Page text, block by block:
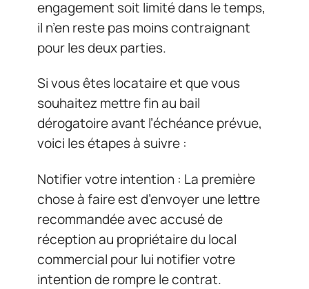
engagement soit limité dans le temps,
il n’en reste pas moins contraignant
pour les deux parties.
Si vous êtes locataire et que vous
souhaitez mettre fin au bail
dérogatoire avant l’échéance prévue,
voici les étapes à suivre :
Notifier votre intention : La première
chose à faire est d’envoyer une lettre
recommandée avec accusé de
réception au propriétaire du local
commercial pour lui notifier votre
intention de rompre le contrat.